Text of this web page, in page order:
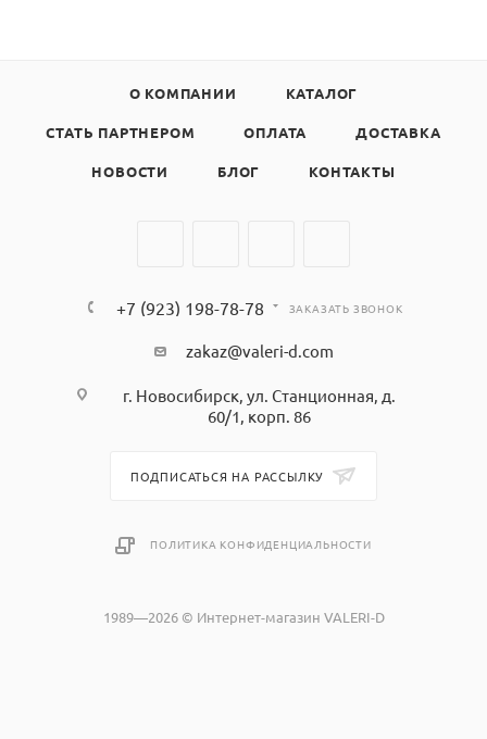
О КОМПАНИИ КАТАЛОГ
СТАТЬ ПАРТНЕРОМ ОПЛАТА ДОСТАВКА
НОВОСТИ БЛОГ КОНТАКТЫ
+7 (923) 198-78-78 ЗАКАЗАТЬ ЗВОНОК
zakaz@valeri-d.com
г. Новосибирск, ул. Станционная, д.
60/1, корп. 86
ПОДПИСАТЬСЯ НА РАССЫЛКУ
ПОЛИТИКА КОНФИДЕНЦИАЛЬНОСТИ
1989—2026 © Интернет-магазин VALERI-D